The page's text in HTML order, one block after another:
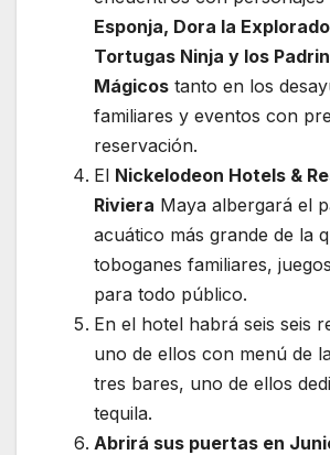
Esponja, Dora la
Tortugas Ninja y los
Mágicos tanto en los
familiares y eventos con
reservación.
El Nickelodeon Hotels &
Riviera Maya albergará el
acuático más grande de la
toboganes familiares,
para todo público.
En el hotel habrá seis seis
uno de ellos con menú de
tres bares, uno de ellos
tequila.
Abrirá sus puertas en